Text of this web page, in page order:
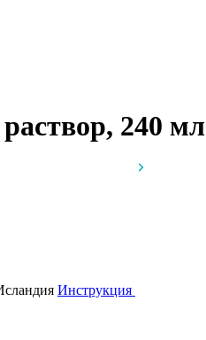
240 мл
Инструкция